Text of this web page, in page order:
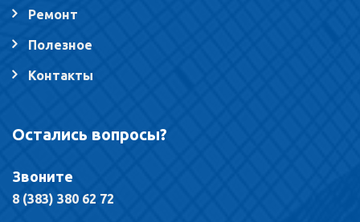
Ремонт
Полезное
Контакты
Остались вопросы?
Звоните
8 (383) 380 62 72